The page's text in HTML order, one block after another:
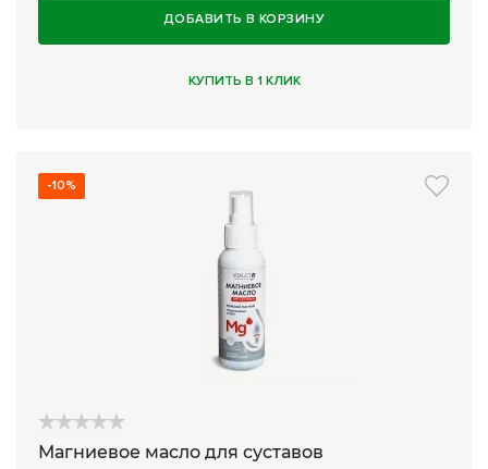
ДОБАВИТЬ В КОРЗИНУ
КУПИТЬ В 1 КЛИК
-10%
Магниевое масло для суставов